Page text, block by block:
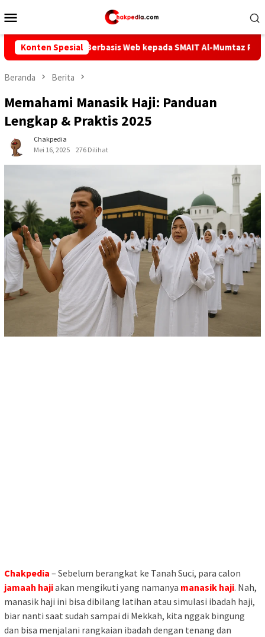
ke
Mobile
Konten Spesial
Berbasis Web kepada SMAIT Al-Mumtaz Pontianak, Wujud
Beranda Berita
Memahami Manasik Haji: Panduan
Lengkap & Praktis 2025
Chakpedia
Mei 16, 2025
276 Dilihat
Chakpedia – Sebelum berangkat ke Tanah Suci, para calon
jamaah hajiakan mengikuti yang namanya manasik haji. Nah,
manasik haji ini bisa dibilang latihan atau simulasi ibadah haji,
biar nanti saat sudah sampai di Mekkah, kita nggak bingung
dan bisa menjalani rangkaian ibadah dengan tenang dan